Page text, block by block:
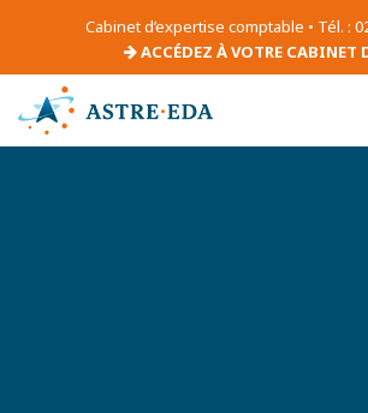
Cabinet d’expertise comptable • Tél. :
ACCÉDEZ À VOTRE CABINET